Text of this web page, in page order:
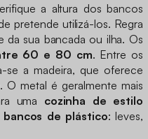
a altura dos bancos
pretende utilizá-los. Regra
da sua bancada ou ilha. Os
60 e 80 cm. Entre os
se a madeira, que oferece
metal é geralmente mais
uma cozinha de estilo
bancos de plástico: leves,